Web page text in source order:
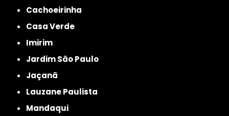
Cachoeirinha
Casa Verde
Imirim
Jardim São Paulo
Jaçanã
Lauzane Paulista
Mandaqui